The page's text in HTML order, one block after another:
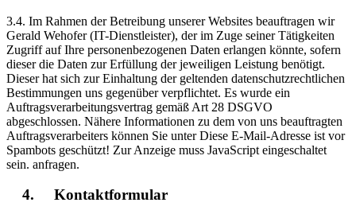
3.4. Im Rahmen der Betreibung unserer Websites beauftragen wir
Gerald Wehofer (IT-Dienstleister), der im Zuge seiner Tätigkeiten
Zugriff auf Ihre personenbezogenen Daten erlangen könnte, sofern
dieser die Daten zur Erfüllung der jeweiligen Leistung benötigt.
Dieser hat sich zur Einhaltung der geltenden datenschutzrechtlichen
Bestimmungen uns gegenüber verpflichtet. Es wurde ein
Auftragsverarbeitungsvertrag gemäß Art 28 DSGVO
abgeschlossen. Nähere Informationen zu dem von uns beauftragten
Auftragsverarbeiters können Sie unterDiese E-Mail-Adresse ist vor
Spambots geschützt! Zur Anzeige muss JavaScript eingeschaltet
sein. anfragen.
4. Kontaktformular